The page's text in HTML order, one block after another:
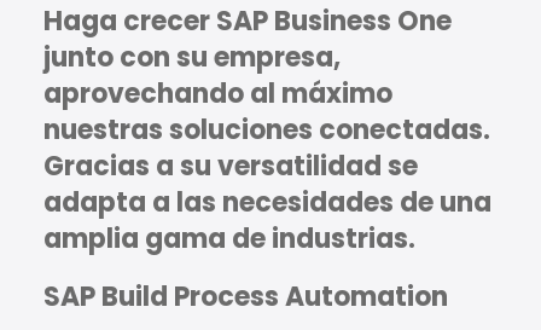
Haga crecer SAP Business One
junto con su empresa,
aprovechando al máximo
nuestras soluciones conectadas.
Gracias a su versatilidad se
adapta a las necesidades de una
amplia gama de industrias.
SAP Build Process Automation